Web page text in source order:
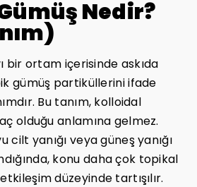
Nedir?
bir ortam içerisinde askıda
gümüş partiküllerini ifade
Bu tanım, kolloidal
olduğu anlamına gelmez.
cilt yanığı veya güneş yanığı
konu daha çok topikal
düzeyinde tartışılır.